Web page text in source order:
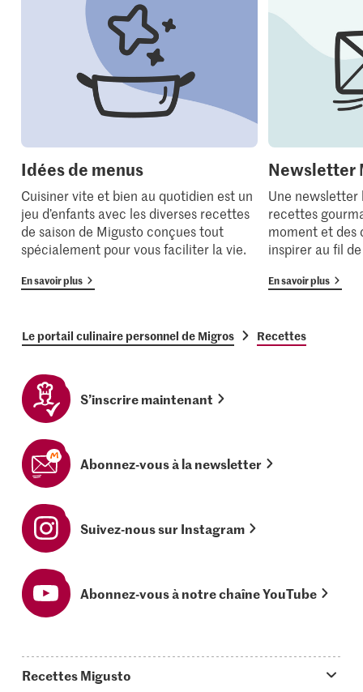
Idées de menus
Cuisiner vite et bien au quotidien est un
jeu d’enfants avec les diverses recettes
de saison de Migusto conçues tout
spécialement pour vous faciliter la vie.
En savoir plus
Newsletter
Une newsletter
recettes
moment et des
inspirer au fil
En savoir plus
Le portail culinaire personnel de Migros Recettes
S’inscrire maintenant
Abonnez-vous à la newsletter
Suivez-nous sur Instagram
Abonnez-vous à notre chaîne YouTube
Recettes Migusto